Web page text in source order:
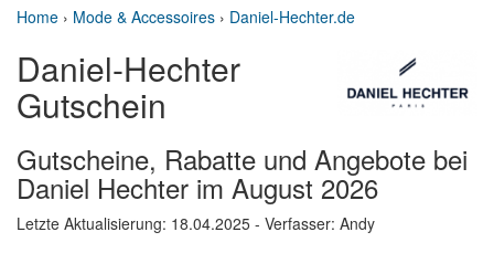
Home › Mode & Accessoires › Daniel-Hechter.de
Daniel-Hechter
Gutschein
Gutscheine, Rabatte und Angebote bei
Daniel Hechter im August 2026
Letzte Aktualisierung: 18.04.2025 - Verfasser: Andy